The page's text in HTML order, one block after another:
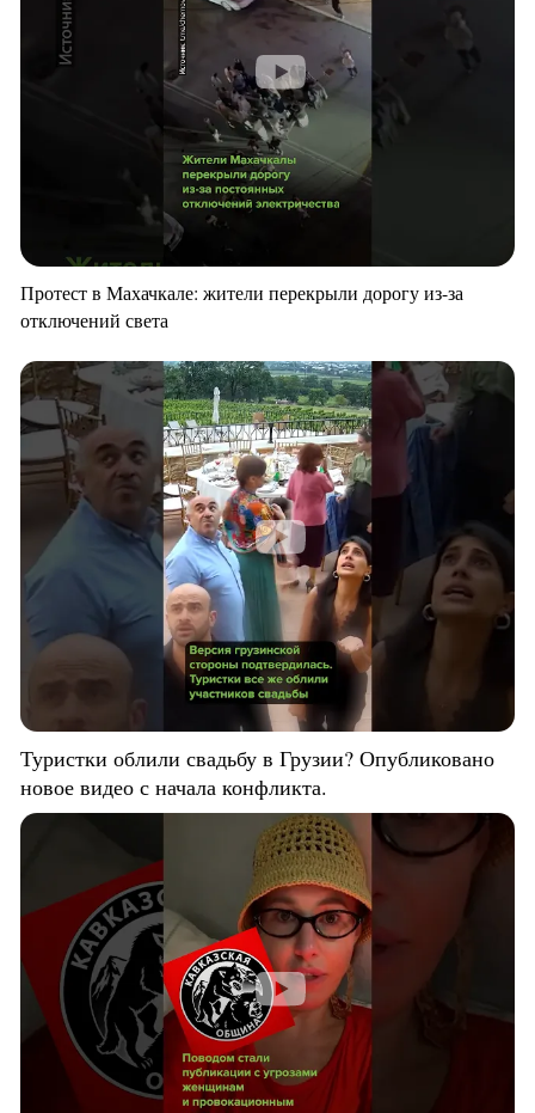
Протест в Махачкале: жители перекрыли дорогу из-за
отключений света
Туристки облили свадьбу в Грузии? Опубликовано
новое видео с начала конфликта.